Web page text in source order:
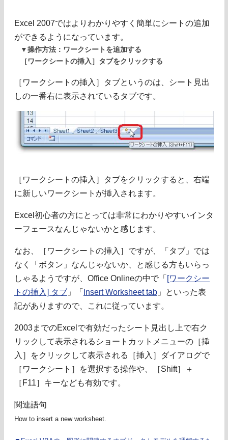
Excel 2007ではよりわかりやすく簡単にシートの追加
ができるようになっています。
▼操作方法：ワークシートを追加する
［ワークシートの挿入］タブをクリックする
［ワークシートの挿入］タブというのは、シート見出
しの一番右に表示されているタブです。
［ワークシートの挿入］タブをクリックすると、右端
に新しいワークシートが挿入されます。
Excel初心者の方にとっては非常にわかりやすいインタ
ーフェースなんじゃないかと感じます。
なお、［ワークシートの挿入］ですが、「タブ」では
なく「ボタン」なんじゃないか、と感じる方もいらっ
しゃるようですが、Office Onlineの中で「 [ワークシー
トの挿入] タブ 」「 Insert Worksheet tab 」といった表
記がありますので、これに従っています。
2003までのExcelで有効だったシート見出し上で右ク
リックして表示されるショートカットメニューの［挿
入］をクリックして表示される［挿入］ダイアログで
［ワークシート］を選択する操作や、［Shift］＋
［F11］キーなども有効です。
関連語句
How to insert a new worksheet.